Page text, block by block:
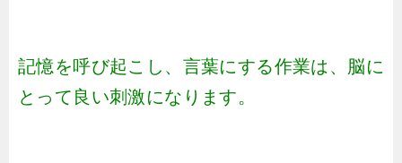
記憶を呼び起こし、言葉にする作業は、脳に
とって良い刺激になります。